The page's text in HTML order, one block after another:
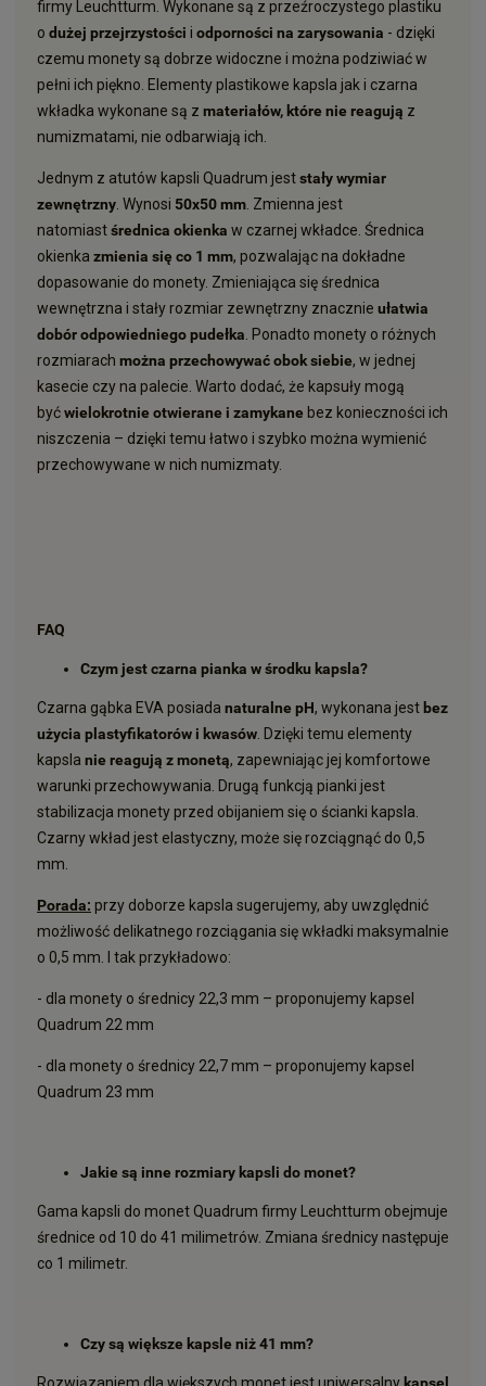
firmy Leuchtturm. Wykonane są z przeźroczystego plastiku
o dużej przejrzystości i odporności na zarysowania - dzięki
czemu monety są dobrze widoczne i można podziwiać w
pełni ich piękno. Elementy plastikowe kapsla jak i czarna
wkładka wykonane są z materiałów, które nie reagują z
numizmatami, nie odbarwiają ich.
Jednym z atutów kapsli Quadrum jeststały wymiar
zewnętrzny . Wynosi 50x50 mm . Zmienna jest
natomiastśrednica okienka w czarnej wkładce. Średnica
okienka zmienia się co 1 mm, pozwalając na dokładne
dopasowanie do monety. Zmieniająca się średnica
wewnętrzna i stały rozmiar zewnętrzny znacznie ułatwia
dobór odpowiedniego pudełka . Ponadto monety o różnych
rozmiarach można przechowywać obok siebie, w jednej
kasecie czy na palecie. Warto dodać, że kapsuły mogą
byćwielokrotnie otwierane i zamykane bez konieczności ich
niszczenia – dzięki temu łatwo i szybko można wymienić
przechowywane w nich numizmaty.
FAQ
Czym jest czarna pianka w środku kapsla?
Czarna gąbka EVA posiada naturalne pH, wykonana jest bez
użycia plastyfikatorów i kwasów . Dzięki temu elementy
kapsla nie reagują z monetą, zapewniając jej komfortowe
warunki przechowywania. Drugą funkcją pianki jest
stabilizacja monety przed obijaniem się o ścianki kapsla.
Czarny wkład jest elastyczny, może się rozciągnąć do 0,5
mm.
Porada: przy doborze kapsla sugerujemy, aby uwzględnić
możliwość delikatnego rozciągania się wkładki maksymalnie
o 0,5 mm. I tak przykładowo:
- dla monety o średnicy 22,3 mm – proponujemy kapsel
Quadrum 22 mm
- dla monety o średnicy 22,7 mm – proponujemy kapsel
Quadrum 23 mm
Jakie są inne rozmiary kapsli do monet?
Gama kapsli do monet Quadrum firmy Leuchtturm obejmuje
średnice od 10 do 41 milimetrów. Zmiana średnicy następuje
co 1 milimetr.
Czy są większe kapsle niż 41 mm?